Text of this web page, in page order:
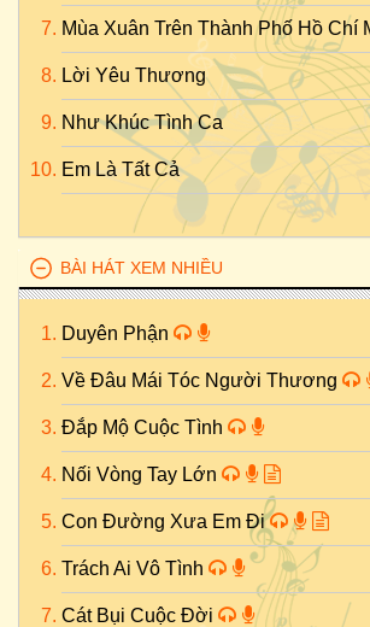
Mùa Xuân Trên Thành Phố Hồ Chí
Lời Yêu Thương
Như Khúc Tình Ca
Em Là Tất Cả
BÀI HÁT XEM NHIỀU
Duyên Phận
Về Đâu Mái Tóc Người Thương
Đắp Mộ Cuộc Tình
Nối Vòng Tay Lớn
Con Đường Xưa Em Đi
Trách Ai Vô Tình
Cát Bụi Cuộc Đời